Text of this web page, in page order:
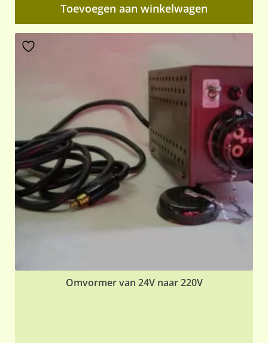
Toevoegen aan winkelwagen
Omvormer van 24V naar 220V